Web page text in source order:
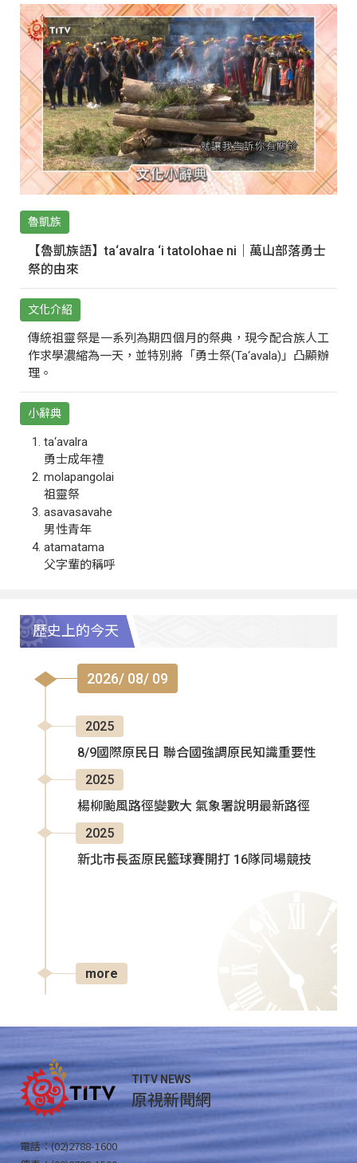
魯凱族
【魯凱族語】ta‘avalra ‘i tatolohae ni｜萬山部落勇士
祭的由來
文化介紹
傳統祖靈祭是一系列為期四個月的祭典，現今配合族人工
作求學濃縮為一天，並特別將「勇士祭(Ta‘avala)」凸顯辦
理。
小辭典
ta‘avalra
勇士成年禮
molapangolai
祖靈祭
asavasavahe
男性青年
atamatama
父字輩的稱呼
歷史上的今天
2026/ 08/ 09
2025
8/9國際原民日 聯合國強調原民知識重要性
2025
楊柳颱風路徑變數大 氣象署說明最新路徑
2025
新北市長盃原民籃球賽開打 16隊同場競技
more
TITV NEWS
原視新聞網
電話：(02)2788-1600